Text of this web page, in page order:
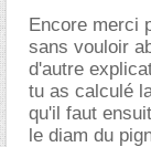
Encore merci
sans vouloir
d'autre
tu as calculé
qu'il faut
le diam du